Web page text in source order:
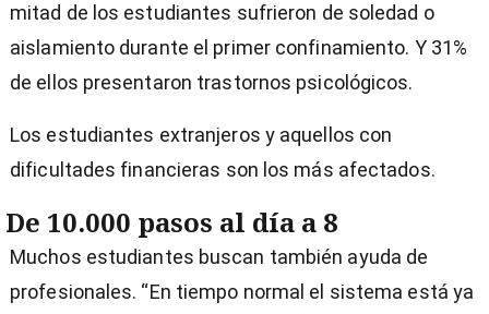
mitad de los estudiantes sufrieron de soledad o
aislamiento durante el primer confinamiento. Y 31%
de ellos presentaron trastornos psicológicos.
Los estudiantes extranjeros y aquellos con
dificultades financieras son los más afectados.
De 10.000 pasos al día a 8
Muchos estudiantes buscan también ayuda de
profesionales. “En tiempo normal el sistema está ya